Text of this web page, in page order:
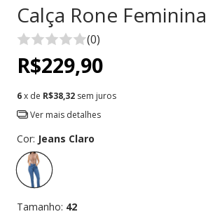
Calça Rone
(0)
R$229,90
6x de R$38,32 sem juros
Ver mais detalhes
Cor: Jeans Claro
Tamanho: 42